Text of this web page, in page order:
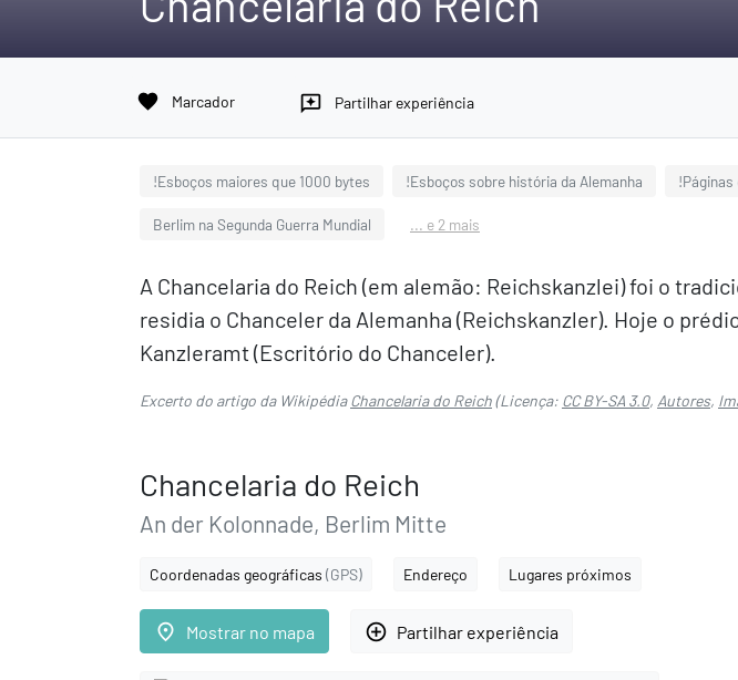
favorite Marcador reviews Partilhar experiência
!Esboços maiores que 1000 bytes !Esboços sobre história da Alemanha
Berlim na Segunda Guerra Mundial ... e 2 mais
A Chancelaria do Reich (em alemão: Reichskanzlei) foi o
residia o Chanceler da Alemanha (Reichskanzler). Hoje o
Kanzleramt (Escritório do Chanceler).
Excerto do artigo da WikipédiaChancelaria do Reich(Licença: CC BY-SA 3.0, Autores,
Chancelaria do Reich
An der Kolonnade, Berlim Mitte
Coordenadas geográficas (GPS) Endereço Lugares próximos
place Mostrar no mapa add_circle_outline Partilhar experiência